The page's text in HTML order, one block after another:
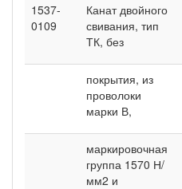
1537-
0109
Канат двойного
свивания, тип
ТК, без
покрытия, из
проволоки
марки В,
маркировочная
группа 1570 Н/
мм2 и